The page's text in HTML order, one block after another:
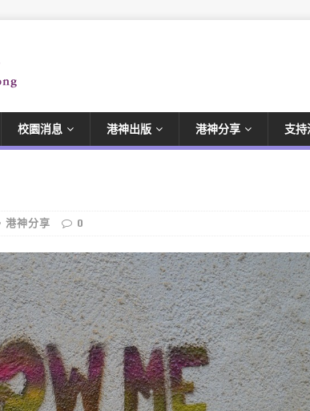
校園消息 港神出版 港神分享 支持
港神分享 0